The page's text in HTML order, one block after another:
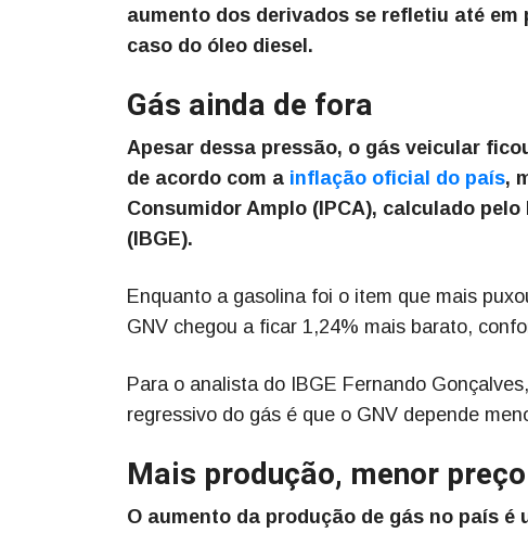
aumento dos derivados se refletiu até
caso do óleo diesel.
Gás ainda de fora
Apesar dessa pressão, o gás veicular
de acordo com a inflação oficial do país,
Consumidor Amplo (IPCA), calculado
(IBGE).
Enquanto a gasolina foi o item que mais
GNV chegou a ficar 1,24% mais barato,
Para o analista do IBGE Fernando
regressivo do gás é que o GNV depende
Mais produção, menor preço
O aumento da produção de gás no país